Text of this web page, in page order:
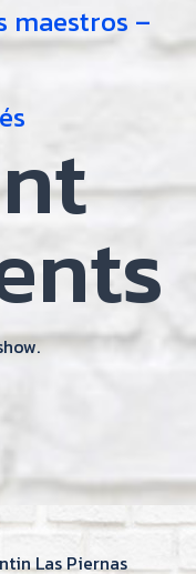
maestros –
Las Piernas